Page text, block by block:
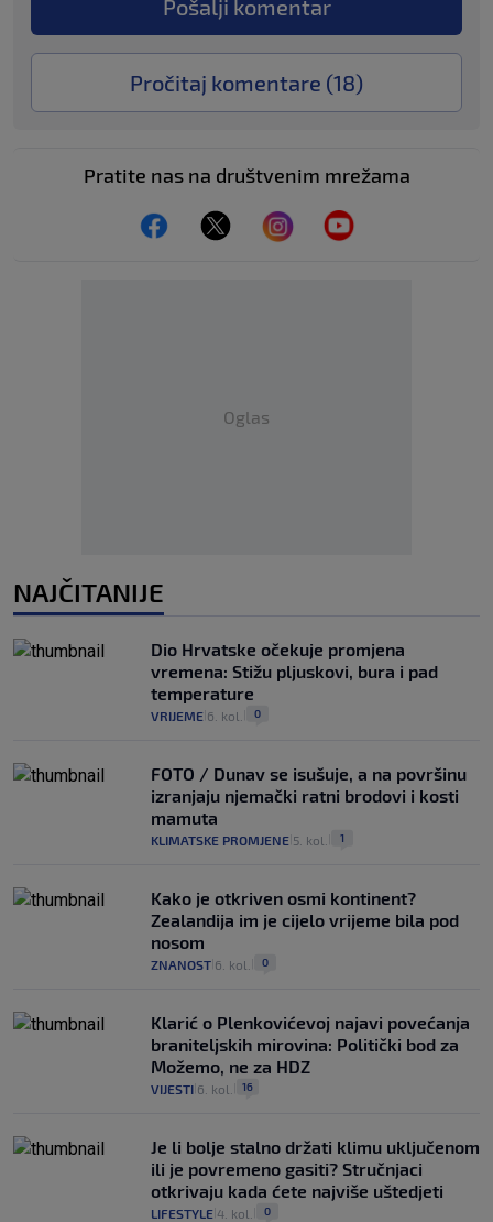
Pošalji komentar
Pročitaj komentare (18)
Pratite nas na društvenim mrežama
Oglas
NAJČITANIJE
Dio Hrvatske očekuje promjena
vremena: Stižu pljuskovi, bura i pad
temperature
VRIJEME 6. kol. 0
FOTO / Dunav se isušuje, a na površinu
izranjaju njemački ratni brodovi i kosti
mamuta
KLIMATSKE PROMJENE 5. kol. 1
Kako je otkriven osmi kontinent?
Zealandija im je cijelo vrijeme bila pod
nosom
ZNANOST 6. kol. 0
Klarić o Plenkovićevoj najavi povećanja
braniteljskih mirovina: Politički bod za
Možemo, ne za HDZ
VIJESTI 6. kol. 16
Je li bolje stalno držati klimu uključenom
ili je povremeno gasiti? Stručnjaci
otkrivaju kada ćete najviše uštedjeti
LIFESTYLE 4. kol. 0